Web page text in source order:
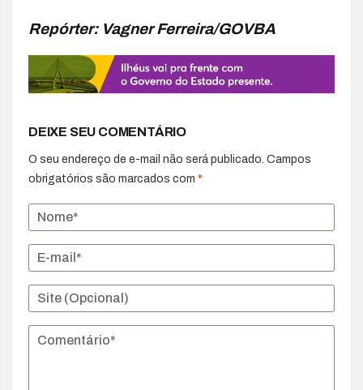
Repórter: Vagner Ferreira/GOVBA
DEIXE SEU COMENTÁRIO
O seu endereço de e-mail não será publicado. Campos
obrigatórios são marcados com *